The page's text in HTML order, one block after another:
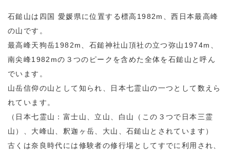
c
e
b
o
o
k
itt
er
e
n
a
e
石鎚山は四国 愛媛県に位置する標高1982m、西日本最高峰
の山です。
最高峰天狗岳1982m、石鎚神社山頂社の立つ弥山1974m、
南尖峰1982mの３つのピークを含めた全体を石鎚山と呼ん
でいます。
山岳信仰の山として知られ、日本七霊山の一つとして数えら
れています。
（日本七霊山：富士山、立山、白山（この３つで日本三霊
山）、大峰山、釈迦ヶ岳、大山、石鎚山とされています）
古くは奈良時代には修験者の修行場としてすでに利用され、